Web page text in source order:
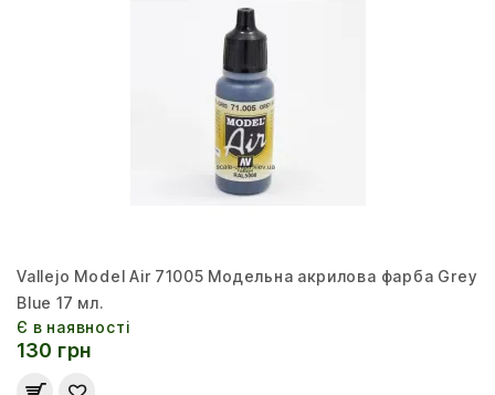
Vallejo Model Air 71005 Модельна акрилова фарба Grey
Blue 17 мл.
Є в наявності
130 грн